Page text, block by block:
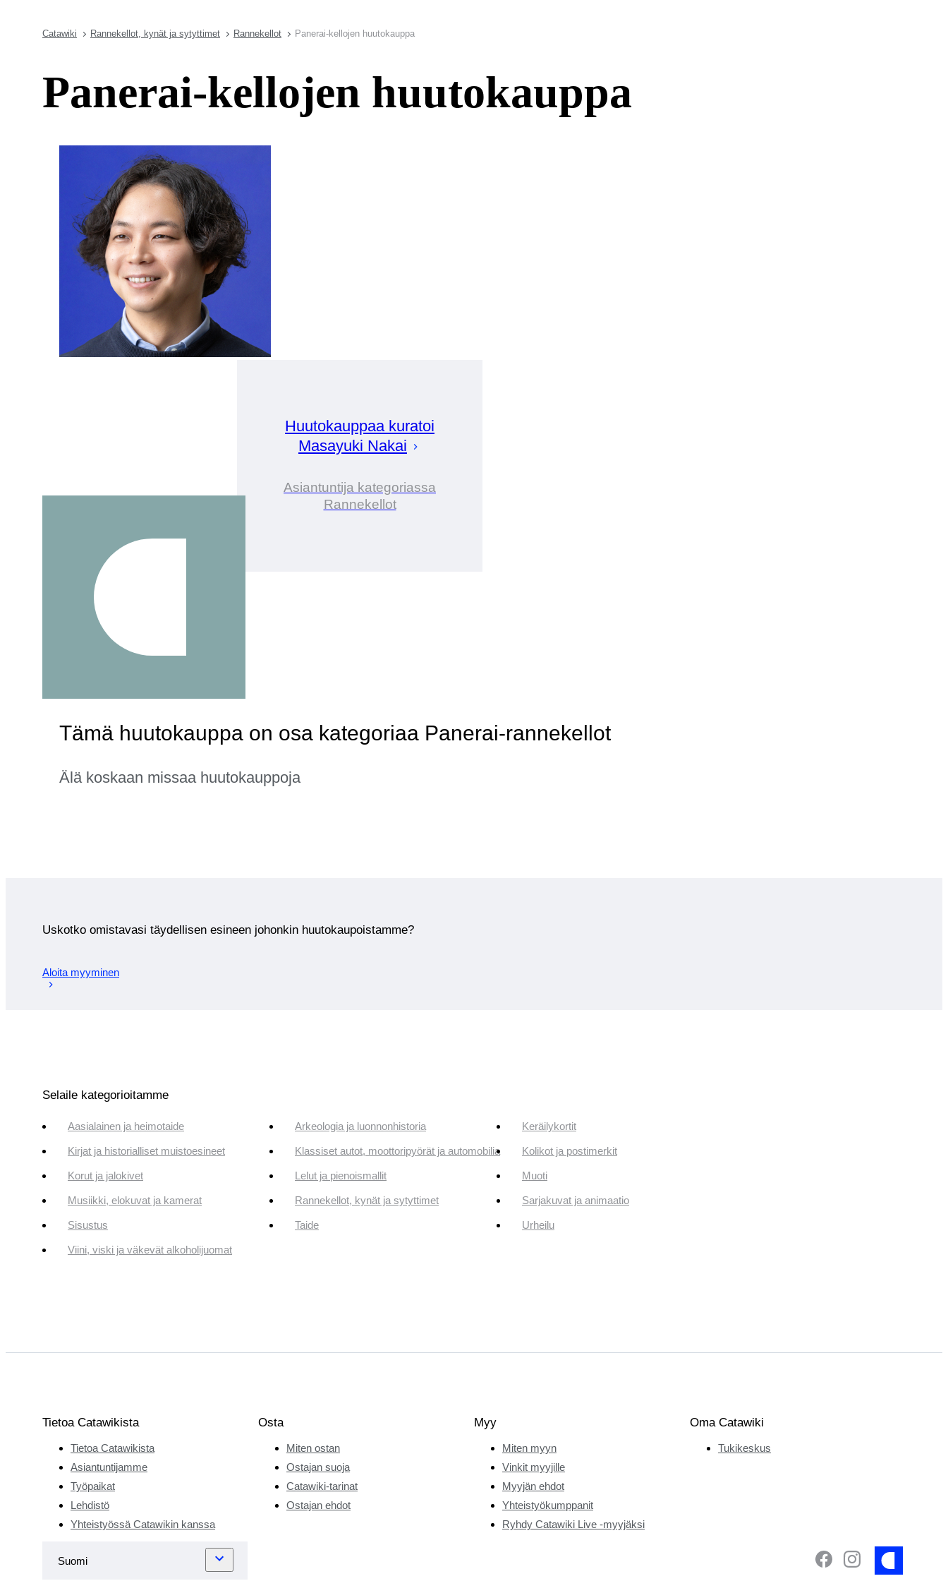
Catawiki Rannekellot, kynät ja sytyttimet Rannekellot Panerai-kellojen huutokauppa
Panerai-kellojen huutokauppa
Huutokauppaa kuratoi
Masayuki Nakai
Asiantuntija kategoriassa
Rannekellot
Tämä huutokauppa on osa kategoriaa Panerai-rannekellot
Älä koskaan missaa huutokauppoja
Uskotko omistavasi täydellisen esineen johonkin huutokaupoistamme?
Aloita myyminen
Selaile kategorioitamme
Aasialainen ja heimotaide Arkeologia ja luonnonhistoria Keräilykortit
Kirjat ja historialliset muistoesineet Klassiset autot, moottoripyörät ja automobilia Kolikot ja postimerkit
Korut ja jalokivet Lelut ja pienoismallit Muoti
Musiikki, elokuvat ja kamerat Rannekellot, kynät ja sytyttimet Sarjakuvat ja animaatio
Sisustus Taide Urheilu
Viini, viski ja väkevät alkoholijuomat
Tietoa Catawikista
Tietoa Catawikista
Asiantuntijamme
Työpaikat
Lehdistö
Yhteistyössä Catawikin kanssa
Osta
Miten ostan
Ostajan suoja
Catawiki-tarinat
Ostajan ehdot
Myy
Miten myyn
Vinkit myyjille
Myyjän ehdot
Yhteistyökumppanit
Ryhdy Catawiki Live -myyjäksi
Oma Catawiki
Tukikeskus